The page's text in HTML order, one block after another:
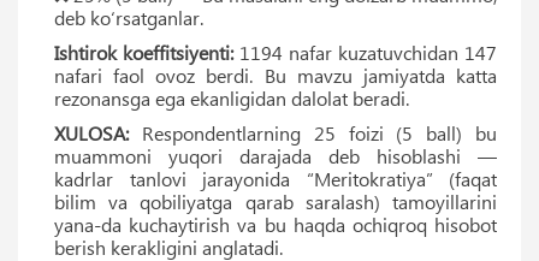
deb ko‘rsatganlar.
Ishtirok koeffitsiyenti:1194 nafar kuzatuvchidan 147
nafari faol ovoz berdi. Bu mavzu jamiyatda katta
rezonansga ega ekanligidan dalolat beradi.
XULOSA:Respondentlarning 25 foizi (5 ball) bu
muammoni yuqori darajada deb hisoblashi —
kadrlar tanlovi jarayonida “Meritokratiya” (faqat
bilim va qobiliyatga qarab saralash) tamoyillarini
yana-da kuchaytirish va bu haqda ochiqroq hisobot
berish kerakligini anglatadi.